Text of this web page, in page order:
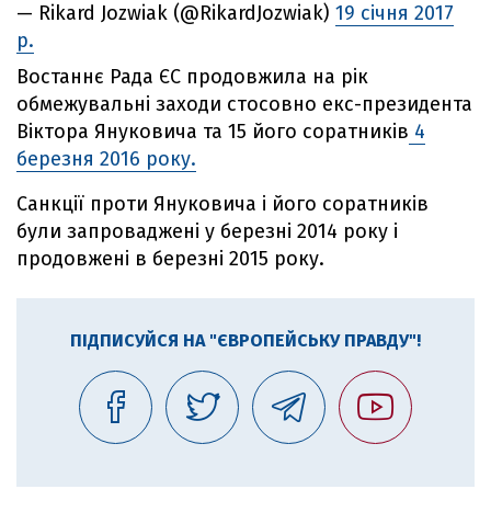
— Rikard Jozwiak (@RikardJozwiak) 19 січня 2017
р.
Востаннє Рада ЄС продовжила на рік
обмежувальні заходи стосовно екс-президента
Віктора Януковича та 15 його соратників 4
березня 2016 року.
Санкції проти Януковича і його соратників
були запроваджені у березні 2014 року і
продовжені в березні 2015 року.
ПІДПИСУЙСЯ НА "ЄВРОПЕЙСЬКУ ПРАВДУ"!